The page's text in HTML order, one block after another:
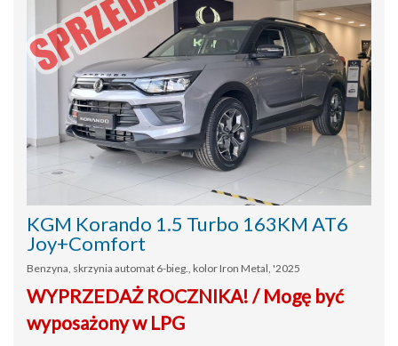
KGM Korando 1.5 Turbo 163KM AT6
Joy+Comfort
Benzyna, skrzynia automat 6-bieg., kolor Iron Metal, '2025
WYPRZEDAŻ ROCZNIKA! / Mogę być
wyposażony w LPG